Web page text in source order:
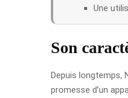
Une
Son
Depuis longtemps,
promesse d’un